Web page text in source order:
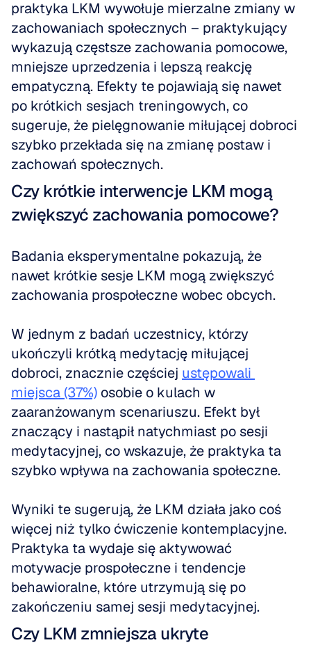
praktyka LKM wywołuje mierzalne zmiany w
zachowaniach społecznych – praktykujący
wykazują częstsze zachowania pomocowe,
mniejsze uprzedzenia i lepszą reakcję
empatyczną. Efekty te pojawiają się nawet
po krótkich sesjach treningowych, co
sugeruje, że pielęgnowanie miłującej dobroci
szybko przekłada się na zmianę postaw i
zachowań społecznych.
Czy krótkie interwencje LKM mogą
zwiększyć zachowania pomocowe?
Badania eksperymentalne pokazują, że
nawet krótkie sesje LKM mogą zwiększyć
zachowania prospołeczne wobec obcych.
W jednym z badań uczestnicy, którzy
ukończyli krótką medytację miłującej
dobroci, znacznie częściej ustępowali
miejsca (37%) osobie o kulach w
zaaranżowanym scenariuszu. Efekt był
znaczący i nastąpił natychmiast po sesji
medytacyjnej, co wskazuje, że praktyka ta
szybko wpływa na zachowania społeczne.
Wyniki te sugerują, że LKM działa jako coś
więcej niż tylko ćwiczenie kontemplacyjne.
Praktyka ta wydaje się aktywować
motywacje prospołeczne i tendencje
behawioralne, które utrzymują się po
zakończeniu samej sesji medytacyjnej.
Czy LKM zmniejsza ukryte